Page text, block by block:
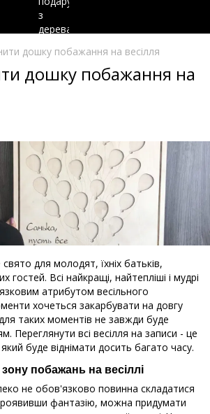
дошку побажання на весілля
дошку побажання на
для молодят, їхніх батьків,
гостей. Всі найкращі, найтепліші і мудрі
атрибутом весільного
хочеться закарбувати на довгу
таких моментів не завжди буде
Переглянути всі весілля на записи - це
буде віднімати досить багато часу.
побажань на весіллі
не обов'язково повинна складатися
фантазію, можна придумати